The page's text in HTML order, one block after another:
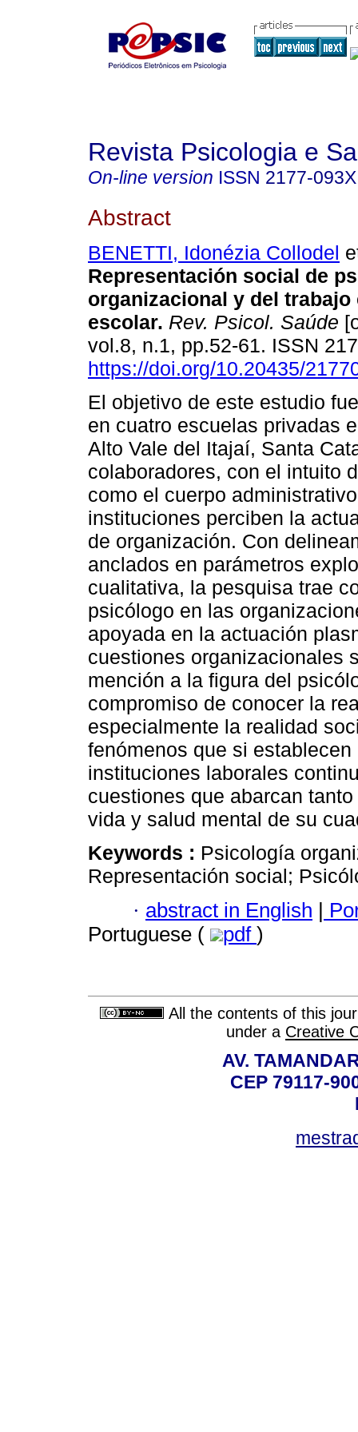
Revista Psicologia e
On-line version ISSN 2177-093X
Abstract
BENETTI, Idonézia Collodel
Representación social de
organizacional y del trabajo
escolar. Rev. Psicol. Saúde
vol.8, n.1, pp.52-61. ISSN
https://doi.org/10.20435/
El objetivo de este estudio
en cuatro escuelas privadas
Alto Vale del Itajaí, Santa
colaboradores, con el intuito
como el cuerpo
instituciones perciben la
de organización. Con
anclados en parámetros
cualitativa, la pesquisa trae
psicólogo en las
apoyada en la actuación
cuestiones organizacionales
mención a la figura del
compromiso de conocer la
especialmente la realidad
fenómenos que si
instituciones laborales
cuestiones que abarcan
vida y salud mental de su
Keywords : Psicología
Representación social;
· abstract in English |
Portuguese (
pdf )
All the contents of this
under a Creative
AV.
CEP 79117-